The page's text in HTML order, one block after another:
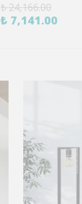
₺ 24,166.00
₺ 7,141.00